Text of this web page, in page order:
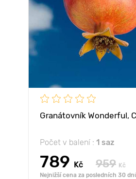
Granátovník Wonderful,
Počet v balení : 1 saz
789 Kč 959 Kč
Nejnižší cena za posledních 30